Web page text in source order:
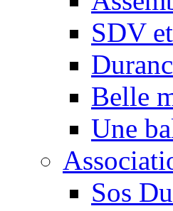
SDV
Belle
Une
Sos